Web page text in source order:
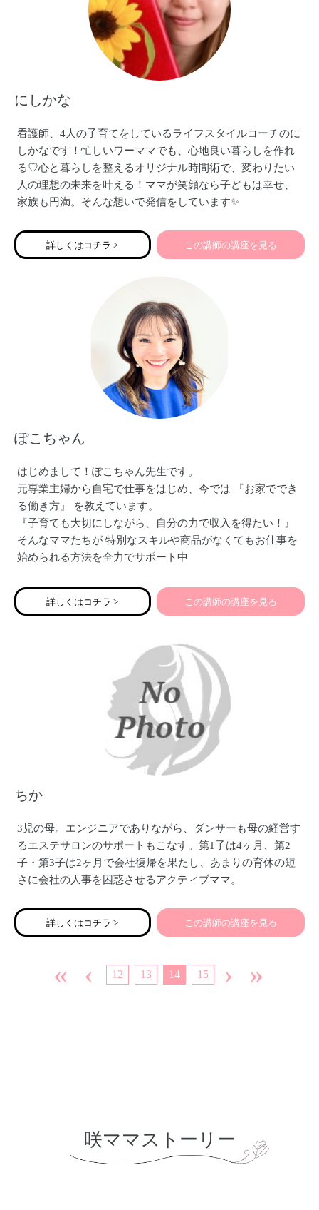
にしかな
看護師、4人の子育てをしているライフスタイルコーチのに
しかなです！忙しいワーママでも、心地良い暮らしを作れ
る♡心と暮らしを整えるオリジナル時間術で、変わりたい
人の理想の未来を叶える！ママが笑顔なら子どもは幸せ、
家族も円満。そんな想いで発信をしています✨
詳しくはコチラ > この講師の講座を見る
ぽこちゃん
はじめまして！ぽこちゃん先生です。
元専業主婦から自宅で仕事をはじめ、今では 『お家ででき
る働き方』 を教えています。
『子育ても大切にしながら、自分の力で収入を得たい！』
そんなママたちが 特別なスキルや商品がなくてもお仕事を
始められる方法を全力でサポート中
自分のペースで始められるお仕事を、一緒にチャレンジし
てみませんか？
詳しくはコチラ > この講師の講座を見る
ちか
3児の母。エンジニアでありながら、ダンサーも母の経営す
るエステサロンのサポートもこなす。第1子は4ヶ月、第2
子・第3子は2ヶ月で会社復帰を果たし、あまりの育休の短
さに会社の人事を困惑させるアクティブママ。
詳しくはコチラ > この講師の講座を見る
« ‹ 12 13 14 15 › »
咲ママストーリー